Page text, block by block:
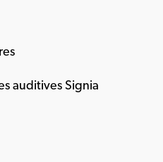
auditives Signia